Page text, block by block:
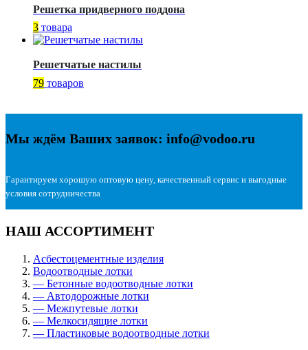
Решетка придверного поддона
3 товара
Решетчатые настилы
79 товаров
Мы ждём Ваших заявок: info@vodoo.ru
Гарантируем хорошую оптовую цену, качественный сервис и выгодные
условия сотрудничества
НАШ АССОРТИМЕНТ
Асбестоцементные изделия
Водоотводные лотки
— Бетонные водоотводные лотки
— Автодорожные лотки
— Межпутевые лотки
— Мелкосидящие лотки
— Пластиковые водоотводные лотки